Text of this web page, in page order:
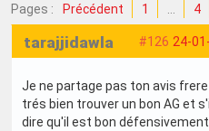
Pages : Précédent 1 4
#126 24-
tarajjidawla
Je ne partage pas ton avis
trés bien trouver un bon AG et
dire qu'il est bon